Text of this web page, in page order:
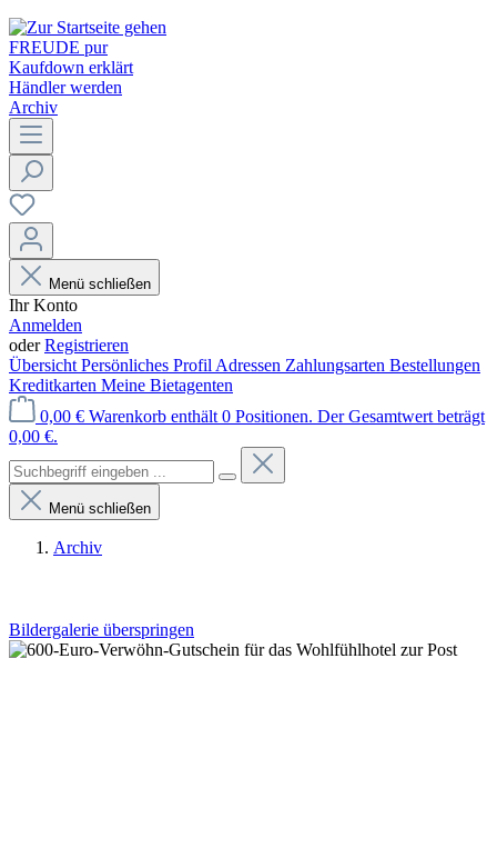
FREUDE pur
Kaufdown erklärt
Händler werden
Archiv
Menü schließen
Ihr Konto
Anmelden
oderRegistrieren
Übersicht Persönliches Profil Adressen Zahlungsarten Bestellungen
Kreditkarten Meine Bietagenten
0,00 € Warenkorb enthält 0 Positionen. Der Gesamtwert beträgt
0,00 €.
Menü schließen
Archiv
Bildergalerie überspringen